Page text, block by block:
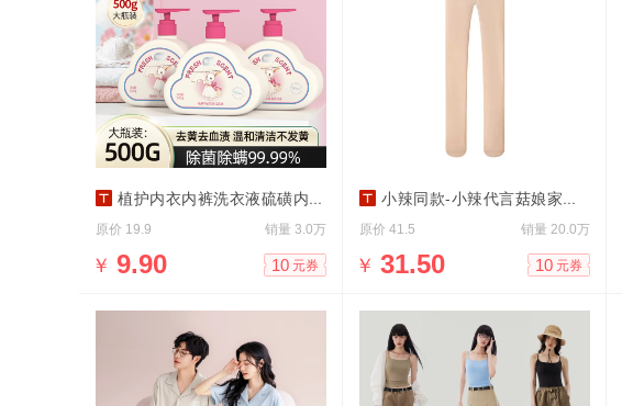
植护内衣内裤洗衣液硫磺内裤清洗液除菌除螨
原价 19.9 销量 3.0万
￥ 9.90 10 元券
小辣同款-小辣代言菇娘家光腿神器大码丝袜
原价 41.5 销量 20.0万
￥ 31.50 10 元券